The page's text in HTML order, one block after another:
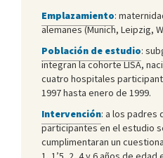
Emplazamiento:
alemanes (Munich, Leipzig,
Población de estudio:
integran la cohorte LISA,
cuatro hospitales
1997 hasta enero de 1999.
Intervención: a los padres
participantes en el estudio
cumplimentaran un